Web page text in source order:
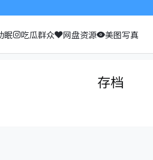
眠 吃瓜群众 网盘资源 美图写真
存档